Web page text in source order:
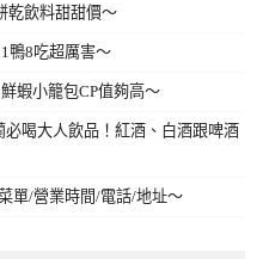
乾飲料甜甜價～
鴨8吃超厲害～
蝦小籠包CP值夠高～
喝大人飲品！紅酒、白酒跟啤酒
單/營業時間/電話/地址～